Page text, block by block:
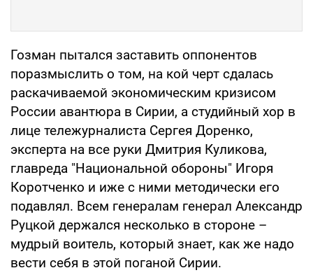
Гозман пытался заставить оппонентов
поразмыслить о том, на кой черт сдалась
раскачиваемой экономическим кризисом
России авантюра в Сирии, а студийный хор в
лице тележурналиста Сергея Доренко,
эксперта на все руки Дмитрия Куликова,
главреда "Национальной обороны" Игоря
Коротченко и иже с ними методически его
подавлял. Всем генералам генерал Александр
Руцкой держался несколько в стороне –
мудрый воитель, который знает, как же надо
вести себя в этой поганой Сирии.